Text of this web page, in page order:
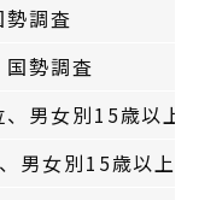
調査
勢調査
、男女別15歳以
、男女別15歳以